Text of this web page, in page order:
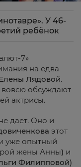
У 46-
ребёнок
7»
на едва
Лядовой.
вовсю обсуждают
актрисы.
дает. Оно и
этот
уже опытный
жены Анны) и
Филипповой)